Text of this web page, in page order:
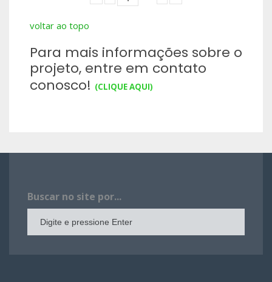
voltar ao topo
Para mais informações sobre o
projeto, entre em contato
conosco! (CLIQUE AQUI)
Buscar no site por...